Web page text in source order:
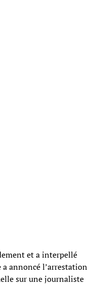
et a interpellé
a annoncé l’arrestation
sur une journaliste